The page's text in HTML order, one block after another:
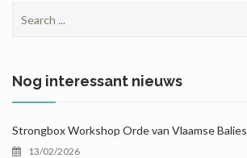
for:
Nog interessant nieuws
Strongbox Workshop Orde van Vlaamse Balies
13/02/2026